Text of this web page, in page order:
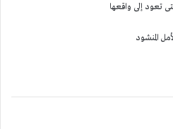
تعود إلى واقعها
المنشود